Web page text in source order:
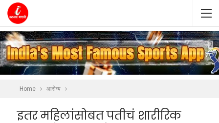
Home आरोग्य
इतर महिलांसोबत पतीचं शारीरिक